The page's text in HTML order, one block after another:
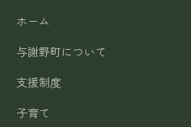
ホーム
与謝野町について
支援制度
子育て